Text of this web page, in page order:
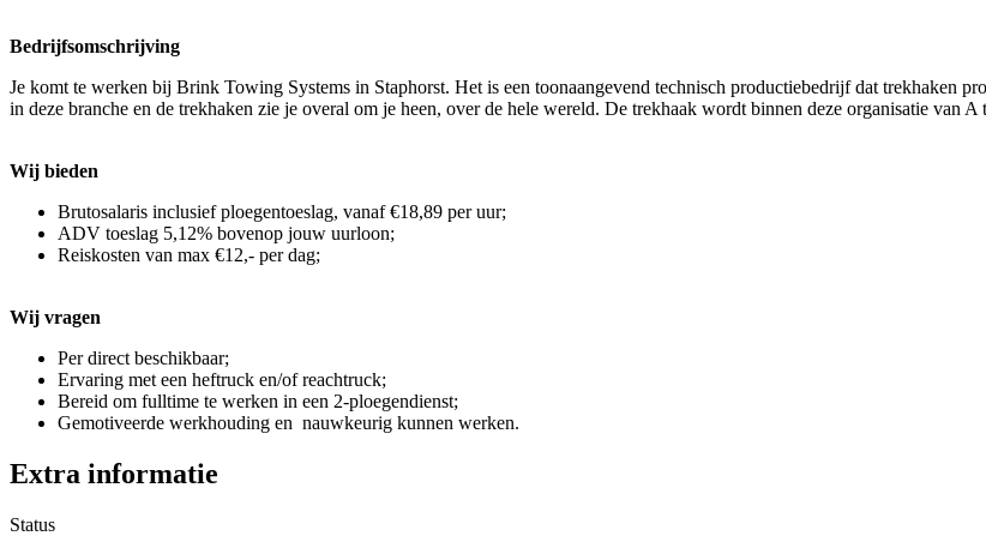
Bedrijfsomschrijving
Je komt te werken bij Brink Towing Systems in Staphorst. Het is een toonaangevend technisch productiebedrijf dat trekhaken
in deze branche en de trekhaken zie je overal om je heen, over de hele wereld. De trekhaak wordt binnen deze organisatie van A
Wij bieden
Brutosalaris inclusief ploegentoeslag, vanaf €18,89 per uur;
ADV toeslag 5,12% bovenop jouw uurloon;
Reiskosten van max €12,- per dag;
Wij vragen
Per direct beschikbaar;
Ervaring met een heftruck en/of reachtruck;
Bereid om fulltime te werken in een 2-ploegendienst;
Gemotiveerde werkhouding en nauwkeurig kunnen werken.
Extra informatie
Status